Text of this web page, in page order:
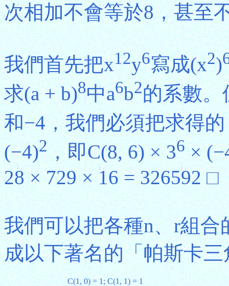
次相加不會等於8，甚至
我們首先把x12y6寫成(x2)
求(a + b)8中a6b2的系數。
和−4，我們必須把求得
(−4)2，即C(8, 6) × 36×
28 × 729 × 16 = 326592 □
我們可以把各種n、r組
成以下著名的「帕斯卡三
C(1, 0) = 1; C(1, 1) = 1